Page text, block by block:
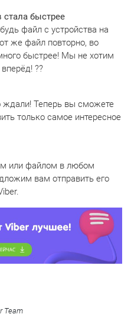
быстрее
файл с устройства на
же файл повторно, во
быстрее! Мы не хотим
??
ждали! Теперь вы сможете
только самое интересное
или файлом в любом
вам отправить его
Team